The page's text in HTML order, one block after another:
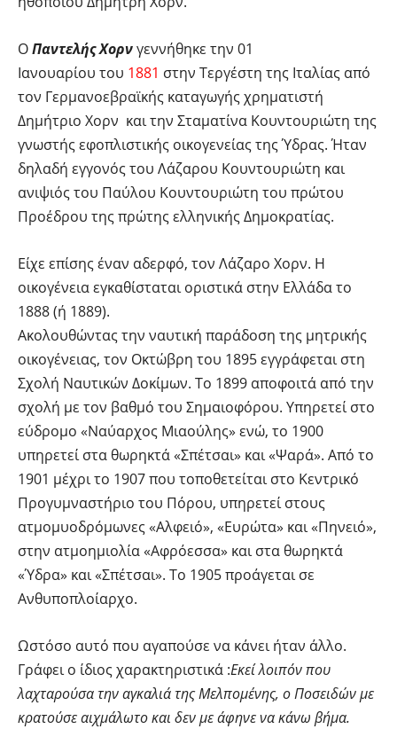
ΟΠαντελής Χορνγεννήθηκε την 01
Ιανουαρίου του 1881 στην Τεργέστη της Ιταλίας από
τον Γερμανοεβραϊκής καταγωγής χρηματιστή
Δημήτριο Χορν και την Σταματίνα Κουντουριώτη της
γνωστής εφοπλιστικής οικογενείας της Ύδρας. Ήταν
δηλαδή εγγονός του Λάζαρου Κουντουριώτη και
ανιψιός του Παύλου Κουντουριώτη του πρώτου
Προέδρου της πρώτης ελληνικής Δημοκρατίας.
Είχε επίσης έναν αδερφό, τον Λάζαρο Χορν. Η
οικογένεια εγκαθίσταται οριστικά στην Ελλάδα το
1888 (ή 1889).
Ακολουθώντας την ναυτική παράδοση της μητρικής
οικογένειας, τον Οκτώβρη του 1895 εγγράφεται στη
Σχολή Ναυτικών Δοκίμων. Το 1899 αποφοιτά από την
σχολή με τον βαθμό του Σημαιοφόρου. Υπηρετεί στο
εύδρομο «Ναύαρχος Μιαούλης» ενώ, το 1900
υπηρετεί στα θωρηκτά «Σπέτσαι» και «Ψαρά». Από το
1901 μέχρι το 1907 που τοποθετείται στο Κεντρικό
Προγυμναστήριο του Πόρου, υπηρετεί στους
ατμομυοδρόμωνες «Αλφειό», «Ευρώτα» και «Πηνειό»,
στην ατμοημιολία «Αφρόεσσα» και στα θωρηκτά
«Ύδρα» και «Σπέτσαι». Το 1905 προάγεται σε
Ανθυποπλοίαρχο.
Ωστόσο αυτό που αγαπούσε να κάνει ήταν άλλο.
Γράφει ο ίδιος χαρακτηριστικά :Εκεί λοιπόν που
λαχταρούσα την αγκαλιά της Μελπομένης, ο Ποσειδών με
κρατούσε αιχμάλωτο και δεν με άφηνε να κάνω βήμα.